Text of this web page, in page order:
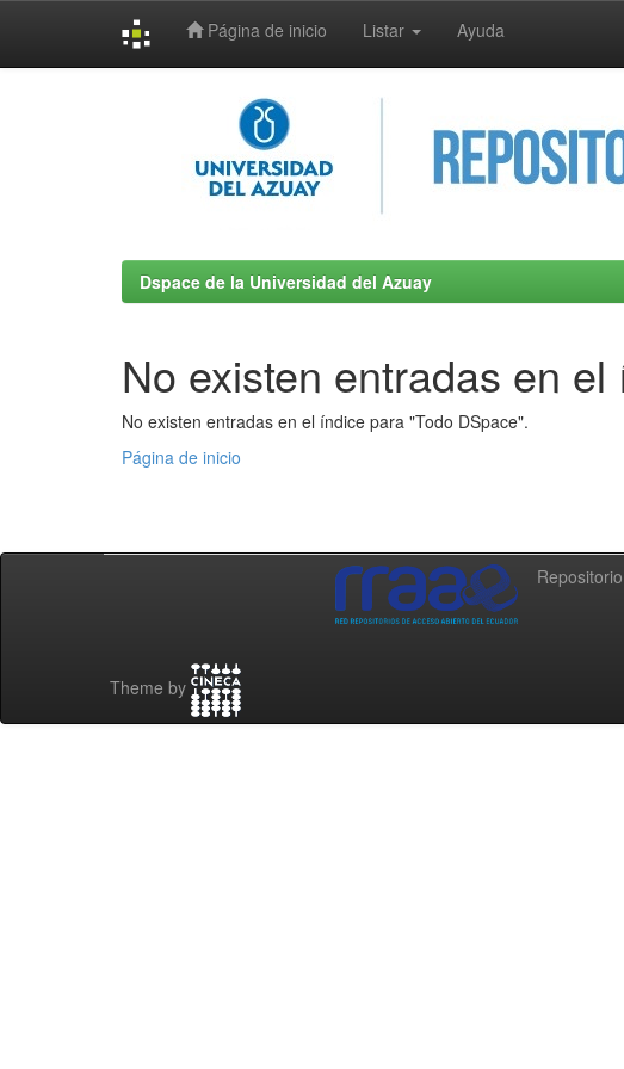
Página de inicio Listar Ayuda
Dspace de la Universidad del Azuay
No existen entradas en el
No existen entradas en el índice para "Todo DSpace".
Página de inicio
Theme by